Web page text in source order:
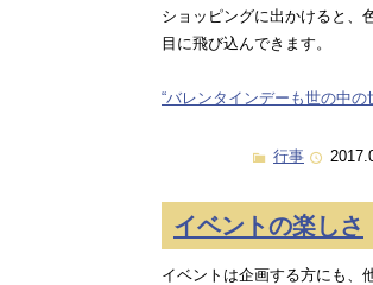
ショッピングに出かけると、
目に飛び込んできます。
“バレンタインデーも世の中
行事
イベントの楽しさ
イベントは企画する方にも、